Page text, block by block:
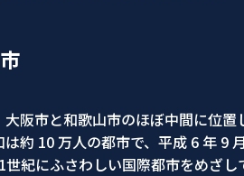
阪市と和歌山市のほぼ中間に位
は約 10 万人の都市で、平成 6 年 9
世紀にふさわしい国際都市をめざし